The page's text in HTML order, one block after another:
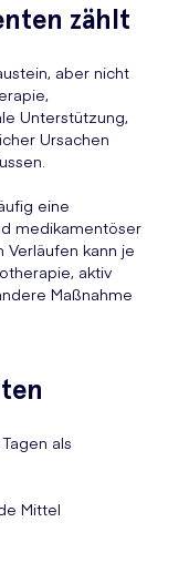
zählt
aber nicht
Unterstützung,
Ursachen
eine
medikamentöser
kann je
aktiv
Maßnahme
als
Mittel